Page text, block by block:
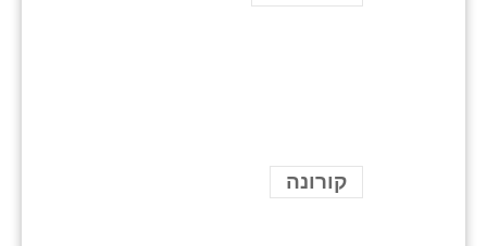
קורונה